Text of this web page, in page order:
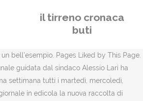
il tirreno cronaca
buti
bell’esempio. Pages Liked by This Page.
guidata dal sindaco Alessio Lari ha
settimana tutti i martedì, mercoledì,
in edicola la nuova raccolta di